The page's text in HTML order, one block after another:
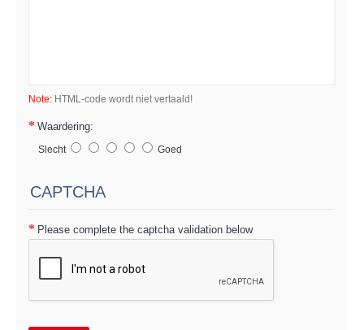
Note: HTML-code wordt niet vertaald!
Waardering:
Slecht Goed
CAPTCHA
Please complete the captcha validation below